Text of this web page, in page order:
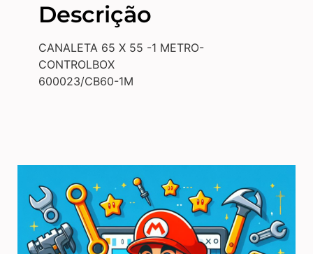
Descrição
CANALETA 65 X 55 -1 METRO-
CONTROLBOX
600023/CB60-1M